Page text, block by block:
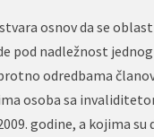
osnov da se
pod nadležnost
odredbama
osoba sa
godine, a kojima su